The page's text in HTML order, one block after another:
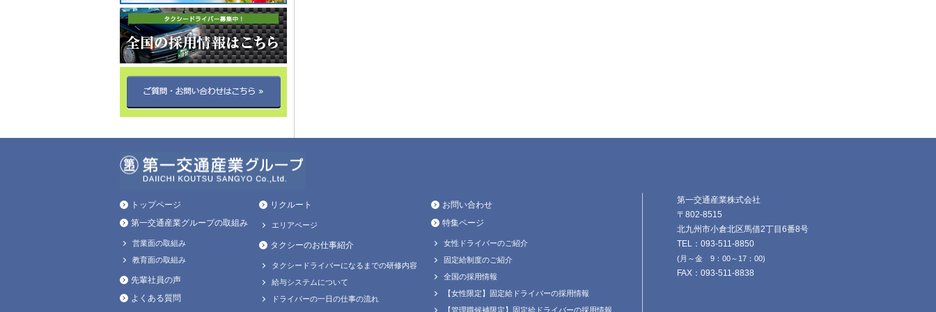
トップページ
第一交通産業グループの取組み
営業面の取組み
教育面の取組み
先輩社員の声
よくある質問
リクルート
エリアページ
タクシーのお仕事紹介
タクシードライバーになるまでの研修内容
給与システムについて
ドライバーの一日の仕事の流れ
お問い合わせ
特集ページ
女性ドライバーのご紹介
固定給制度のご紹介
全国の採用情報
【女性限定】固定給ドライバーの採用情報
【管理職候補限定】固定給ドライバーの採用情報
第一交通産業株式会社
〒802-8515
北九州市小倉北区馬借2丁目6番8号
TEL：093-511-8850
(月～金 9：00～17：00)
FAX：093-511-8838